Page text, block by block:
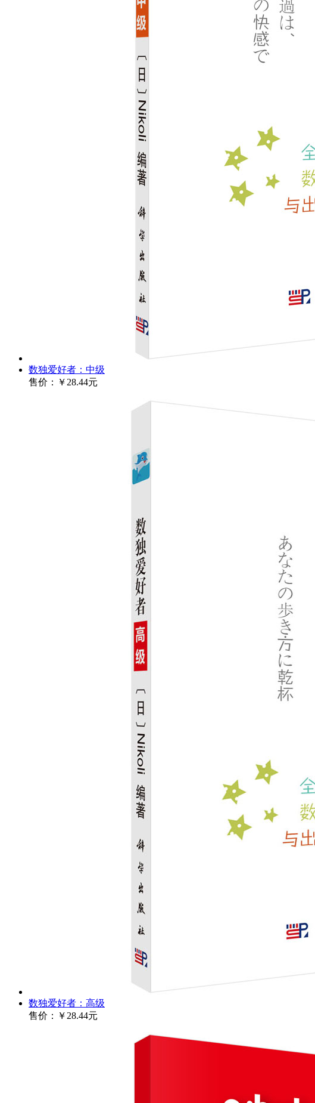
数独爱好者：中级
售价：
￥28.44元
数独爱好者：高级
售价：
￥28.44元